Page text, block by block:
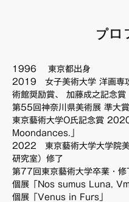
FAQ・
プロ
1996 東京都出身
2019 女子美術大学 洋画専
術館奨励賞、 加藤成之記念賞
第55回神奈川県美術展 準大賞
東京藝術大学O氏記念賞
Moondances.」
2022 東京藝術大学大学院美
研究室）修了
第77回東京藝術大学卒業・
個展「Nos sumus Luna,
個展「Venus in Furs」